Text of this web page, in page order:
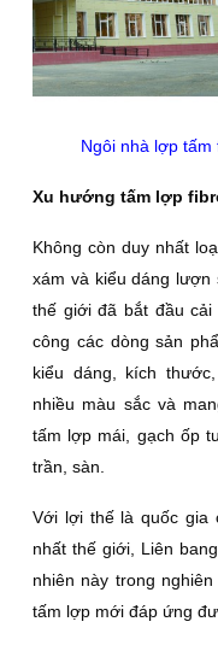
Ngôi nhà lợp tấm
Xu hướng tấm lợp
Không còn duy nhất
xám và kiểu dáng lượn
thế giới đã bắt đầu
công các dòng sản
kiểu dáng, kích
nhiều màu sắc và
tấm lợp mái, gạch ốp
trần, sàn.
Với lợi thế là quốc gia
nhất thế giới, Liên
nhiên này trong
tấm lợp mới đáp ứng